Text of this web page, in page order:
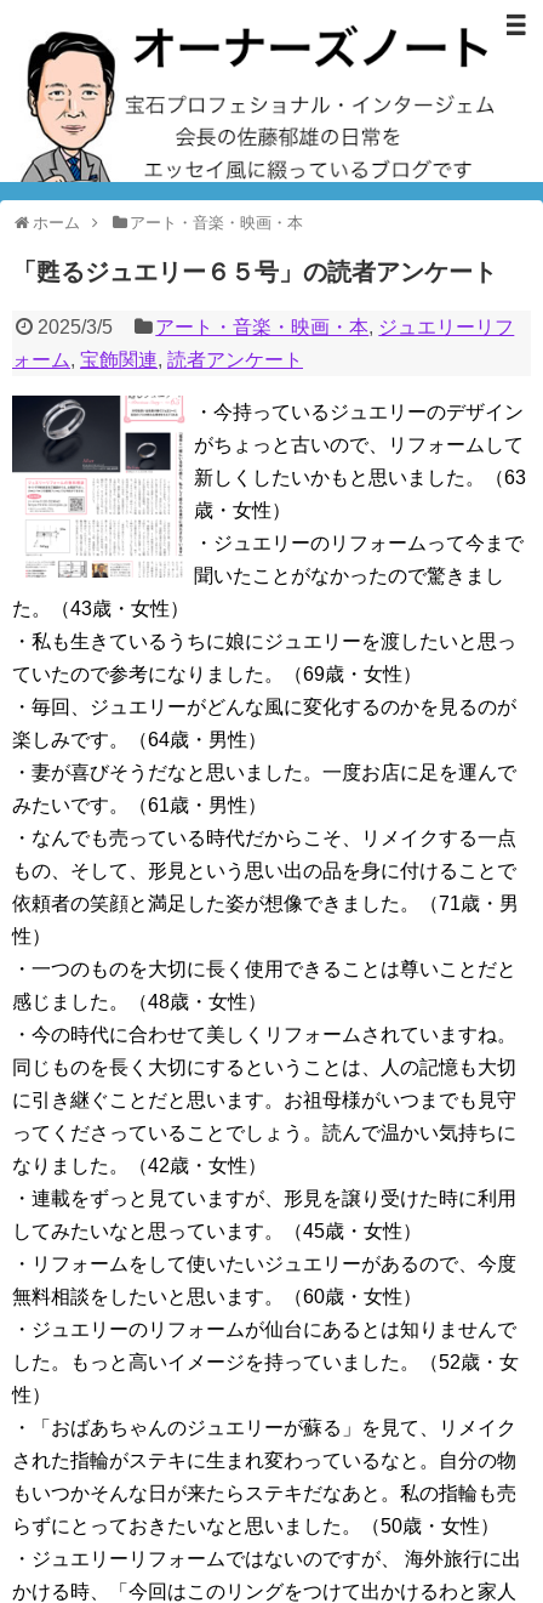
ホーム アート・音楽・映画・本
「甦るジュエリー６５号」の読者アンケート
2025/3/5 アート・音楽・映画・本, ジュエリーリフ
ォーム, 宝飾関連, 読者アンケート
・今持っているジュエリーのデザイン
がちょっと古いので、リフォームして
新しくしたいかもと思いました。（63
歳・女性）
・ジュエリーのリフォームって今まで
聞いたことがなかったので驚きまし
た。（43歳・女性）
・私も生きているうちに娘にジュエリーを渡したいと思っ
ていたので参考になりました。（69歳・女性）
・毎回、ジュエリーがどんな風に変化するのかを見るのが
楽しみです。（64歳・男性）
・妻が喜びそうだなと思いました。一度お店に足を運んで
みたいです。（61歳・男性）
・なんでも売っている時代だからこそ、リメイクする一点
もの、そして、形見という思い出の品を身に付けることで
依頼者の笑顔と満足した姿が想像できました。（71歳・男
性）
・一つのものを大切に長く使用できることは尊いことだと
感じました。（48歳・女性）
・今の時代に合わせて美しくリフォームされていますね。
同じものを長く大切にするということは、人の記憶も大切
に引き継ぐことだと思います。お祖母様がいつまでも見守
ってくださっていることでしょう。読んで温かい気持ちに
なりました。（42歳・女性）
・連載をずっと見ていますが、形見を譲り受けた時に利用
してみたいなと思っています。（45歳・女性）
・リフォームをして使いたいジュエリーがあるので、今度
無料相談をしたいと思います。（60歳・女性）
・ジュエリーのリフォームが仙台にあるとは知りませんで
した。もっと高いイメージを持っていました。（52歳・女
性）
・「おばあちゃんのジュエリーが蘇る」を見て、リメイク
された指輪がステキに生まれ変わっているなと。自分の物
もいつかそんな日が来たらステキだなあと。私の指輪も売
らずにとっておきたいなと思いました。（50歳・女性）
・ジュエリーリフォームではないのですが、 海外旅行に出
かける時、「今回はこのリングをつけて出かけるわと家人